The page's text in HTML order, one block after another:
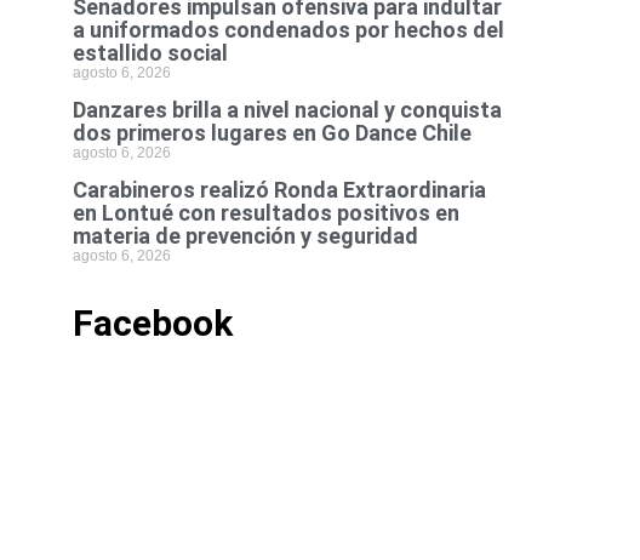
Senadores impulsan ofensiva para indultar
a uniformados condenados por hechos del
estallido social
agosto 6, 2026
Danzares brilla a nivel nacional y conquista
dos primeros lugares en Go Dance Chile
agosto 6, 2026
Carabineros realizó Ronda Extraordinaria
en Lontué con resultados positivos en
materia de prevención y seguridad
agosto 6, 2026
Facebook